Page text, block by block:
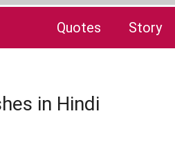
Quotes Story
in Hindi